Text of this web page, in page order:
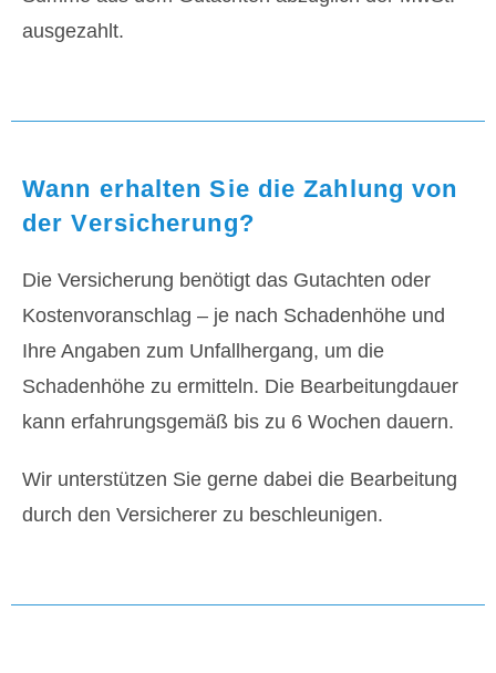
ausgezahlt.
Wann erhalten Sie die Zahlung von
der Versicherung?
Die Versicherung benötigt das Gutachten oder
Kostenvoranschlag – je nach Schadenhöhe und
Ihre Angaben zum Unfallhergang, um die
Schadenhöhe zu ermitteln. Die Bearbeitungdauer
kann erfahrungsgemäß bis zu 6 Wochen dauern.
Wir unterstützen Sie gerne dabei die Bearbeitung
durch den Versicherer zu beschleunigen.